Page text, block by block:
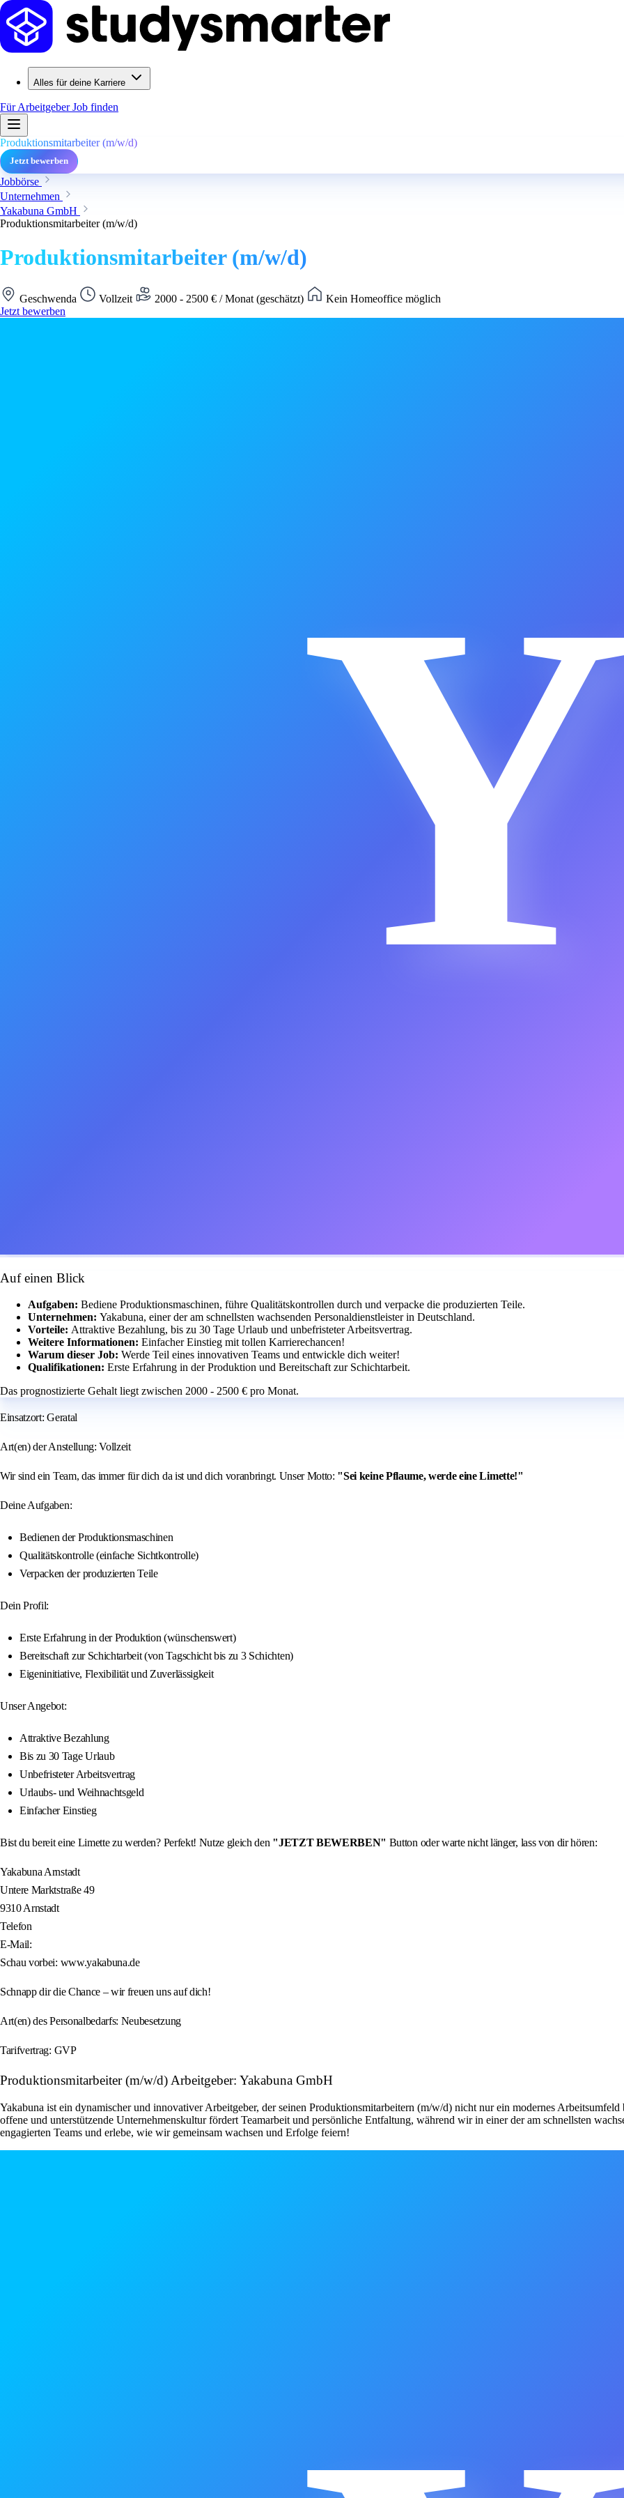
Alles für deine Karriere
Für ArbeitgeberJob finden
Produktionsmitarbeiter (m/w/d)
Jetzt bewerben
Jobbörse
Unternehmen
Yakabuna GmbH
Produktionsmitarbeiter (m/w/d)
Produktionsmitarbeiter (m/w/d)
Geschwenda Vollzeit 2000 - 2500 € / Monat (geschätzt)
Kein Homeoffice möglich
Jetzt bewerben
Auf einen Blick
Aufgaben: Bediene Produktionsmaschinen, führe Qualitätskontrollen durch und verpacke die produzierten Teile.
Unternehmen: Yakabuna, einer der am schnellsten wachsenden Personaldienstleister in Deutschland.
Vorteile: Attraktive Bezahlung, bis zu 30 Tage Urlaub und unbefristeter Arbeitsvertrag.
Weitere Informationen: Einfacher Einstieg mit tollen Karrierechancen!
Warum dieser Job: Werde Teil eines innovativen Teams und entwickle dich weiter!
Qualifikationen: Erste Erfahrung in der Produktion und Bereitschaft zur Schichtarbeit.
Das prognostizierte Gehalt liegt zwischen 2000 - 2500 € pro Monat.
Einsatzort: Geratal
Art(en) der Anstellung: Vollzeit
Wir sind ein Team, das immer für dich da ist und dich voranbringt. Unser Motto: "Sei keine Pflaume, werde eine Limette!"
Deine Aufgaben:
Bedienen der Produktionsmaschinen
Qualitätskontrolle (einfache Sichtkontrolle)
Verpacken der produzierten Teile
Dein Profil:
Erste Erfahrung in der Produktion (wünschenswert)
Bereitschaft zur Schichtarbeit (von Tagschicht bis zu 3 Schichten)
Eigeninitiative, Flexibilität und Zuverlässigkeit
Unser Angebot:
Attraktive Bezahlung
Bis zu 30 Tage Urlaub
Unbefristeter Arbeitsvertrag
Urlaubs- und Weihnachtsgeld
Einfacher Einstieg
Bist du bereit eine Limette zu werden? Perfekt! Nutze gleich den "JETZT BEWERBEN" Button oder warte nicht länger, lass von dir hören:
Yakabuna Arnstadt
Untere Marktstraße 49
9310 Arnstadt
Telefon
E-Mail:
Schau vorbei: www.yakabuna.de
Schnapp dir die Chance – wir freuen uns auf dich!
Art(en) des Personalbedarfs: Neubesetzung
Tarifvertrag: GVP
Produktionsmitarbeiter (m/w/d) Arbeitgeber: Yakabuna GmbH
Yakabuna ist ein dynamischer und innovativer Arbeitgeber, der seinen Produktionsmitarbeitern (m/w/d) nicht nur ein modernes
offene und unterstützende Unternehmenskultur fördert Teamarbeit und persönliche Entfaltung, während wir in einer der am schnellsten
engagierten Teams und erlebe, wie wir gemeinsam wachsen und Erfolge feiern!